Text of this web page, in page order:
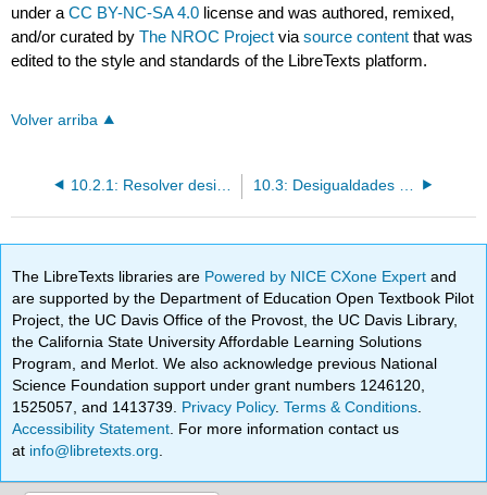
under aCC BY-NC-SA 4.0 license and was authored, remixed,
and/or curated byThe NROC Project viasource content that was
edited to the style and standards of the LibreTexts platform.
Volver arriba
10.2.1: Resolver desigualdades de un solo paso
The LibreTexts libraries are Powered by NICE CXone Expertand
are supported by the Department of Education Open Textbook Pilot
Project, the UC Davis Office of the Provost, the UC Davis Library,
the California State University Affordable Learning Solutions
Program, and Merlot. We also acknowledge previous National
Science Foundation support under grant numbers 1246120,
1525057, and 1413739. Privacy Policy.Terms & Conditions
Accessibility Statement . For more information contact us
at info@libretexts.org